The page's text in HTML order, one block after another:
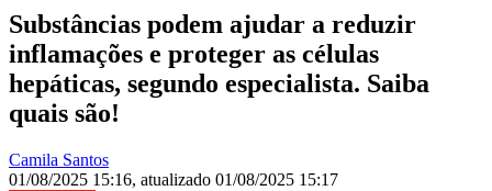
Substâncias podem ajudar a reduzir
inflamações e proteger as células
hepáticas, segundo especialista. Saiba
quais são!
Camila Santos
01/08/2025 15:16, atualizado 01/08/2025 15:17